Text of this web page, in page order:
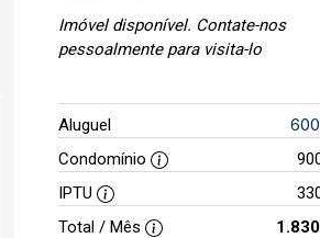
Imóvel disponível. Contate-nos
pessoalmente para visita-lo
Aluguel
Condomínio
IPTU
Total / Mês